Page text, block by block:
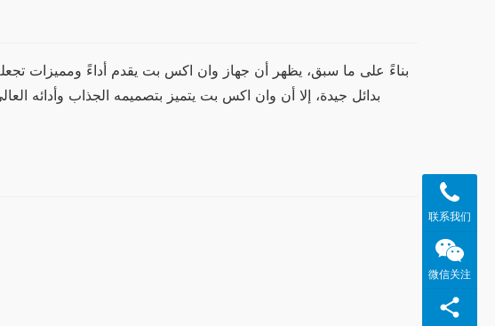
联系我们
微信关注